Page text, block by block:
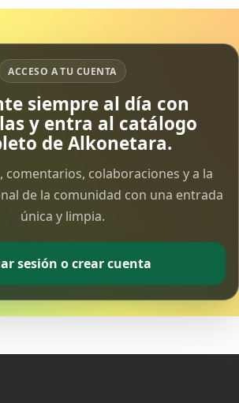
ACCESO A TU CUENTA
siempre al día con
y entra al catálogo
de Alkonetara.
comentarios, colaboraciones y a la
de la comunidad con una entrada
única y limpia.
sesión o crear cuenta